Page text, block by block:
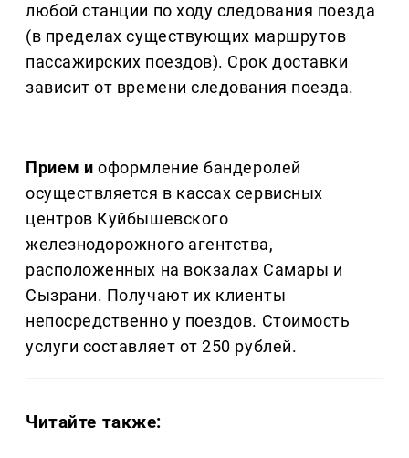
любой станции по ходу следования поезда
(в пределах существующих маршрутов
пассажирских поездов). Срок доставки
зависит от времени следования поезда.
Прием иоформление бандеролей
осуществляется в кассах сервисных
центров Куйбышевского
железнодорожного агентства,
расположенных на вокзалах Самары и
Сызрани. Получают их клиенты
непосредственно у поездов. Стоимость
услуги составляет от 250 рублей.
Читайте также: